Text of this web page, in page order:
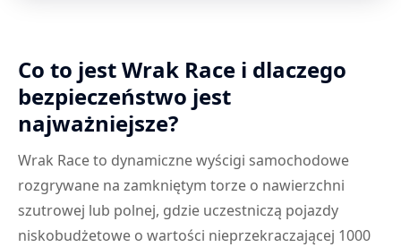
Co to jest Wrak Race i dlaczego
bezpieczeństwo jest
najważniejsze?
Wrak Race to dynamiczne wyścigi samochodowe
rozgrywane na zamkniętym torze o nawierzchni
szutrowej lub polnej, gdzie uczestniczą pojazdy
niskobudżetowe o wartości nieprzekraczającej 1000